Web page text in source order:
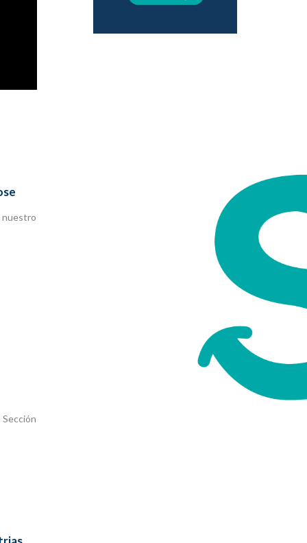
nuestro